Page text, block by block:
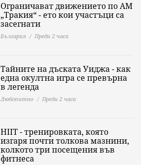
Ограничават движението по АМ
„Тракия“ - ето кои участъци са
засегнати
България Преди 2 часа
Тайните на дъската Уиджа - как
една окултна игра се превърна
в легенда
Любопитно Преди 2 часа
HIIT - тренировката, която
изгаря почти толкова мазнини,
колкото три посещения във
фитнеса